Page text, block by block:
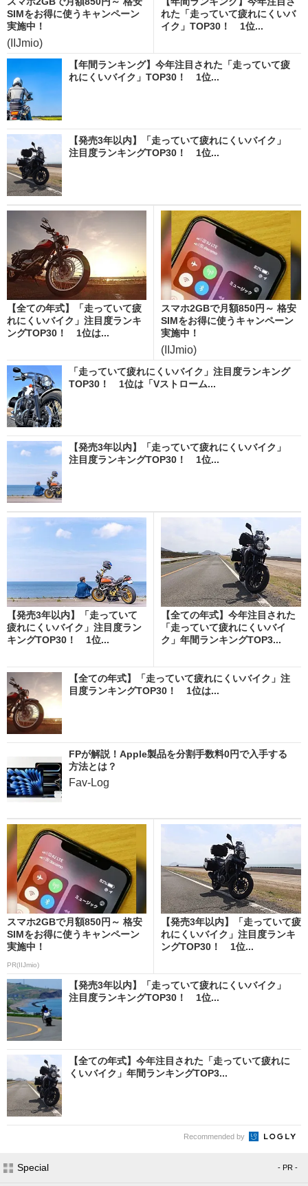
SIMをお得に使うキャンペーン
実施中！
(IIJmio)
れた「走っていて疲れにくいバ
イク」TOP30！ 1位...
【年間ランキング】今年注目された「走っていて疲
れにくいバイク」TOP30！ 1位...
【発売3年以内】「走っていて疲れにくいバイク」
注目度ランキングTOP30！ 1位...
【全ての年式】「走っていて疲
れにくいバイク」注目度ランキ
ングTOP30！ 1位は...
スマホ2GBで月額850円～ 格安
SIMをお得に使うキャンペーン
実施中！
(IIJmio)
「走っていて疲れにくいバイク」注目度ランキング
TOP30！ 1位は「Vストローム...
【発売3年以内】「走っていて疲れにくいバイク」
注目度ランキングTOP30！ 1位...
【発売3年以内】「走っていて
疲れにくいバイク」注目度ラン
キングTOP30！ 1位...
【全ての年式】今年注目された
「走っていて疲れにくいバイ
ク」年間ランキングTOP3...
【全ての年式】「走っていて疲れにくいバイク」注
目度ランキングTOP30！ 1位は...
FPが解説！Apple製品を分割手数料0円で入手する
方法とは？
Fav-Log
スマホ2GBで月額850円～ 格安
SIMをお得に使うキャンペーン
実施中！
PR(IIJmio)
【発売3年以内】「走っていて疲
れにくいバイク」注目度ランキ
ングTOP30！ 1位...
【発売3年以内】「走っていて疲れにくいバイク」
注目度ランキングTOP30！ 1位...
【全ての年式】今年注目された「走っていて疲れに
くいバイク」年間ランキングTOP3...
Recommended by
Special - PR -